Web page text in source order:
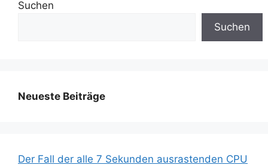
Suchen
Suchen
Neueste Beiträge
Der Fall der alle 7 Sekunden ausrastenden CPU